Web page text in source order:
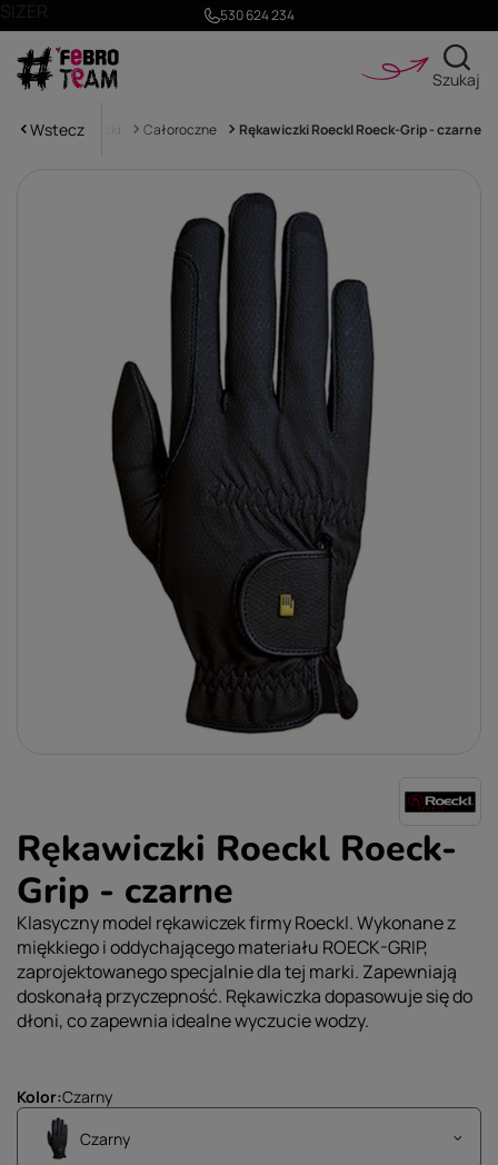
530 624 234
Szukaj
Wstecz
Rękawiczki Całoroczne Rękawiczki Roeckl Roeck-Grip - czarne
Rękawiczki Roeckl Roeck-
Grip - czarne
Klasyczny model rękawiczek firmy Roeckl. Wykonane z
miękkiego i oddychającego materiału ROECK-GRIP,
zaprojektowanego specjalnie dla tej marki. Zapewniają
doskonałą przyczepność. Rękawiczka dopasowuje się do
dłoni, co zapewnia idealne wyczucie wodzy.
Kolor Czarny
Czarny